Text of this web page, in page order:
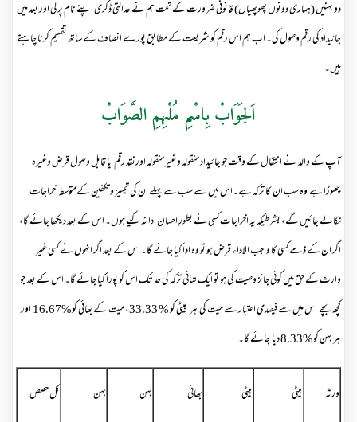
دو بہنیں (ہماری دونوں پھوپھیاں) قانونی ضرورت کے تحت ہم نے عدالتی ڈگری اپنے نام پر لی اور بعد میں
جائیداد کی رقم وصول کی۔ اب ہم اس رقم کو شریعت کے مطابق پورے انصاف کے ساتھ تقسیم کرنا چاہتے
ہیں۔
اَلجَوَابْ بِاسْمِ مُلْہِمِ الصَّوَابْ
آپ کے والد نے انتقال کے وقت جو جائیداد منقولہ و غیر منقولہ اورنقد رقم یا قابل وصول قرض وغیرہ
چھوڑا ہے وہ سب ان کا ترکہ ہے۔اس میں سے سب سے پہلے ان کی تجہیز و تکفین کےمتوسط اخراجات
نکالے جائیں گے، بشرطیکہ یہ اخراجات کسی نے بطورِ احسان ادا نہ کیے ہوں۔ اس کے بعد دیکھا جائے گا،
اگر ان کے ذمے کسی کا واجب الاداء قرض ہو تو وہ ادا کیا جائے گا۔ اس کے بعد اگر انہوں نے کسی غیر
وارث کے حق میں کوئی جائز وصیت کی ہو تو ایک تہائی ترکہ کی حد تک اس کو پورا کیا جائے گا۔ اس کے بعد جو
کچھ بچے اس میں سے فیصدی اعتبار سے میت کی ہر بیٹی کو%
16.67%اور
ہر بہن کو8.33%دیا جائے گا۔
ورثہ بیٹی بیٹی بھائی بہن بہن کل حصص